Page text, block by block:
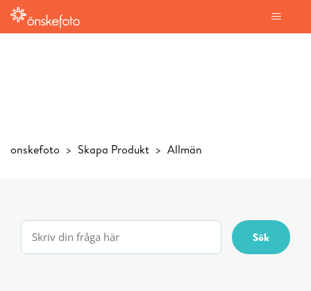
onskefoto Skapa Produkt Allmän